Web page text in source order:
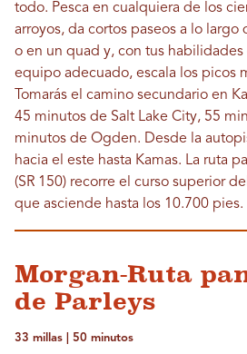
todo. Pesca en cualquiera de los
arroyos, da cortos paseos a lo largo
o en un quad y, con tus habilidades
equipo adecuado, escala los picos
Tomarás el camino secundario en
45 minutos de Salt Lake City, 55
minutos de Ogden. Desde la
hacia el este hasta Kamas. La ruta
(SR 150) recorre el curso superior
que asciende hasta los 10.700 pies.
Morgan-Ruta
de Parleys
33 millas | 50 minutos